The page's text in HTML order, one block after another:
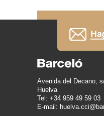
Avenida del Decano,
Huelva
Tel: +34 959 49 59 03
E-mail: